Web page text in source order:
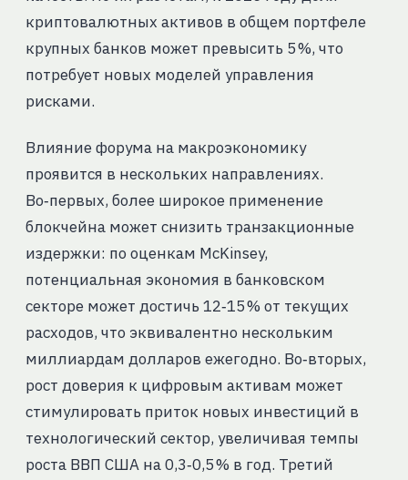
криптовалютных активов в общем портфеле
крупных банков может превысить 5 %, что
потребует новых моделей управления
рисками.
Влияние форума на макроэкономику
проявится в нескольких направлениях.
Во‑первых, более широкое применение
блокчейна может снизить транзакционные
издержки: по оценкам McKinsey,
потенциальная экономия в банковском
секторе может достичь 12‑15 % от текущих
расходов, что эквивалентно нескольким
миллиардам долларов ежегодно. Во‑вторых,
рост доверия к цифровым активам может
стимулировать приток новых инвестиций в
технологический сектор, увеличивая темпы
роста ВВП США на 0,3‑0,5 % в год. Третий